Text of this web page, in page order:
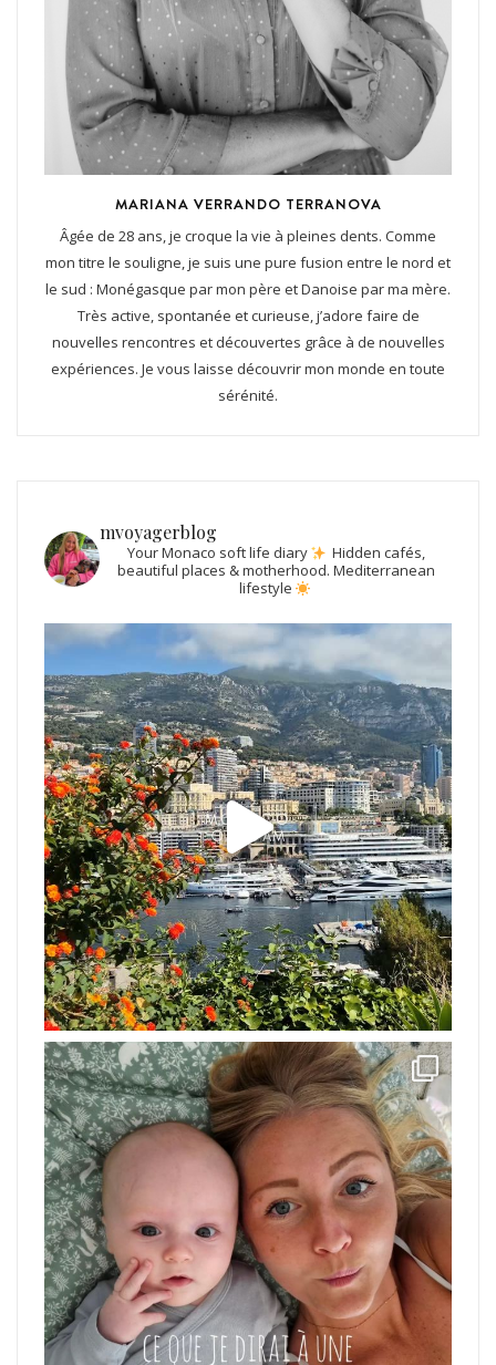
MARIANA VERRANDO TERRANOVA
Âgée de 28 ans, je croque la vie à pleines dents. Comme
mon titre le souligne, je suis une pure fusion entre le nord et
le sud : Monégasque par mon père et Danoise par ma mère.
Très active, spontanée et curieuse, j’adore faire de
nouvelles rencontres et découvertes grâce à de nouvelles
expériences. Je vous laisse découvrir mon monde en toute
sérénité.
mvoyagerblog
Your Monaco soft life diary
Hidden cafés,
beautiful places & motherhood. Mediterranean
lifestyle